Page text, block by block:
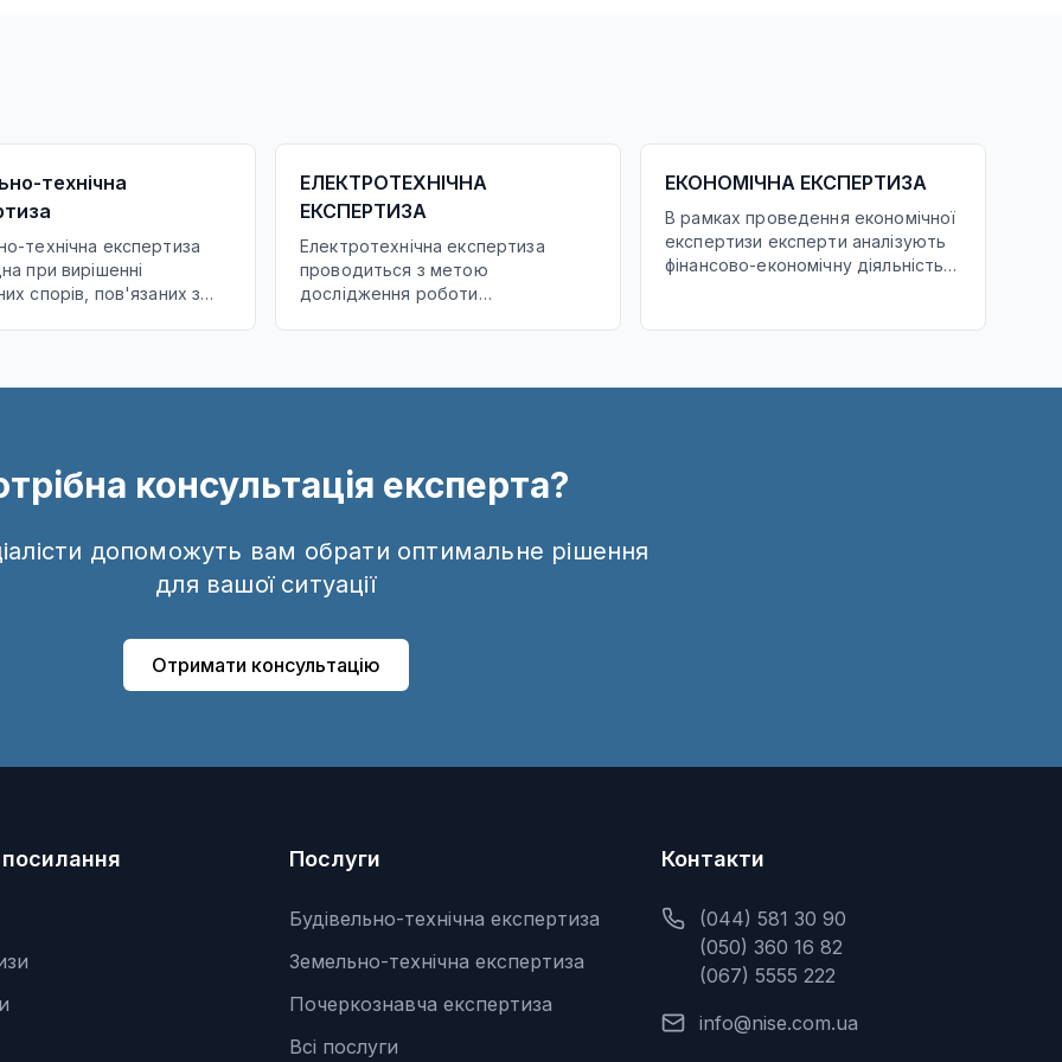
технічна
технічна експертиза
при вирішенні
спорів, пов'язаних з
встановленням її
ін.
ЕЛЕКТРОТЕХНІЧНА
ЕКСПЕРТИЗА
Електротехнічна експертиза
проводиться з метою
дослідження роботи
в них аварійних режимів тощо.
ЕКОНОМІЧНА ЕКСПЕРТИЗА
В рамках проведення економічної
експертизи експерти аналізують
фінансово-економічну діяльність
господарських операцій, які
документах про економічну
консультація експерта?
допоможуть вам обрати оптимальне рішення
для вашої ситуації
Отримати консультацію
Послуги
Будівельно-технічна експертиза
Земельно-технічна експертиза
Почеркознавча експертиза
Всі послуги
Контакти
(044) 581 30 90
(050) 360 16 82
(067) 5555 222
info@nise.com.ua